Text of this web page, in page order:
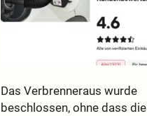
Das Verbrenneraus wurde
beschlossen, ohne dass die